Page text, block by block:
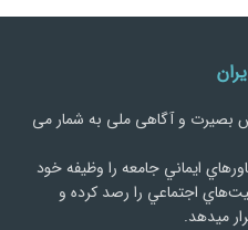
بصیرت و آگاهی ملی به شمار می
ايماني جامعه را وظيفه خود
اجتماعي را رصد کرده و
میدهد.